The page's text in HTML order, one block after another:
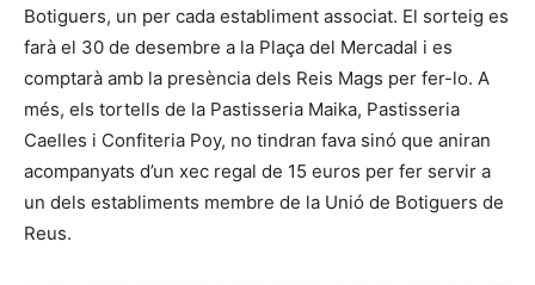
Botiguers, un per cada establiment associat. El sorteig es
farà el 30 de desembre a la Plaça del Mercadal i es
comptarà amb la presència dels Reis Mags per fer-lo. A
més, els tortells de la Pastisseria Maika, Pastisseria
Caelles i Confiteria Poy, no tindran fava sinó que aniran
acompanyats d’un xec regal de 15 euros per fer servir a
un dels establiments membre de la Unió de Botiguers de
Reus.